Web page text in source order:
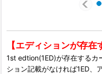
【エディションが存在
1st edtion(1ED)が存在するカ
ション記載がなければ1ED、